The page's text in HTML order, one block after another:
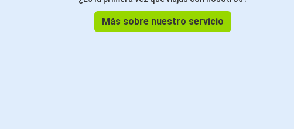
Más sobre nuestro servicio